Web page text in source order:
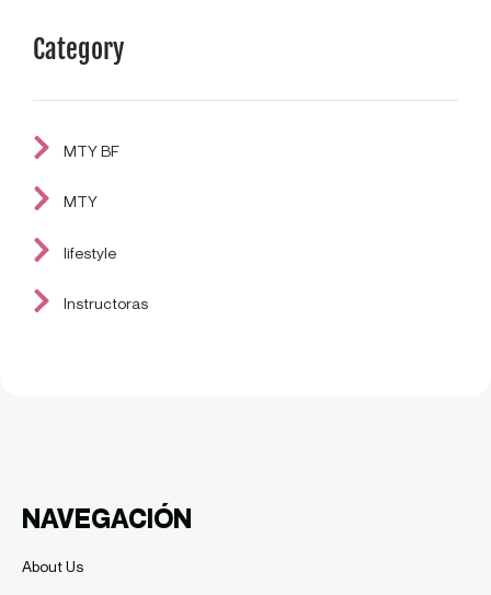
Category
MTY BF
MTY
lifestyle
Instructoras
NAVEGACIÓN
About Us